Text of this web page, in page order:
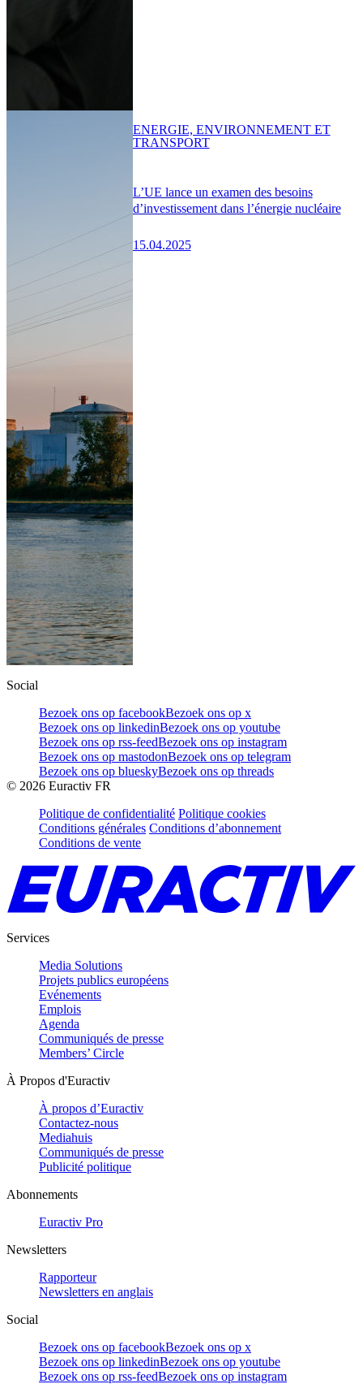
L’UE lance un examen des besoins
d’investissement dans l’énergie nucléaire
15.04.2025
ENERGIE, ENVIRONNEMENT ET
TRANSPORT
Social
Bezoek ons op facebookBezoek ons op x
Bezoek ons op linkedinBezoek ons op youtube
Bezoek ons op rss-feedBezoek ons op instagram
Bezoek ons op mastodonBezoek ons op telegram
Bezoek ons op blueskyBezoek ons op threads
© 2026 Euractiv FR
Politique de confidentialité Politique cookies
Conditions générales Conditions d’abonnement
Conditions de vente
Services
Media Solutions
Projets publics européens
Evénements
Emplois
Agenda
Communiqués de presse
Members’ Circle
À Propos d'Euractiv
À propos d’Euractiv
Contactez-nous
Mediahuis
Communiqués de presse
Publicité politique
Abonnements
Euractiv Pro
Newsletters
Rapporteur
Newsletters en anglais
Social
Bezoek ons op facebookBezoek ons op x
Bezoek ons op linkedinBezoek ons op youtube
Bezoek ons op rss-feedBezoek ons op instagram